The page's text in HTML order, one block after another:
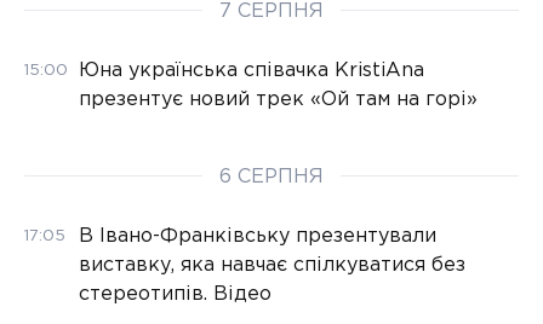
7 СЕРПНЯ
15:00
Юна українська співачка KristiAna
презентує новий трек «Ой там на горі»
6 СЕРПНЯ
17:05
В Івано-Франківську презентували
виставку, яка навчає спілкуватися без
стереотипів. Відео